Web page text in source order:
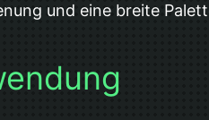
und eine breite